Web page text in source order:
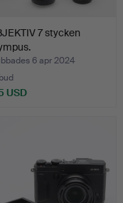
7 stycken
6 apr 2024
USD